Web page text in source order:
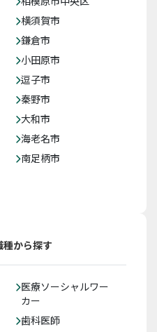
横須賀市
鎌倉市
小田原市
逗子市
秦野市
大和市
海老名市
南足柄市
から探す
医療ソーシャルワー
カー
歯科医師